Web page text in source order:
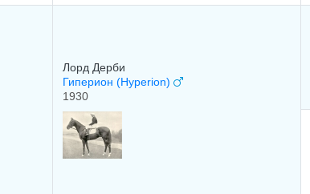
Лоpд Дepби
Гиперион (Hyperion)
1930